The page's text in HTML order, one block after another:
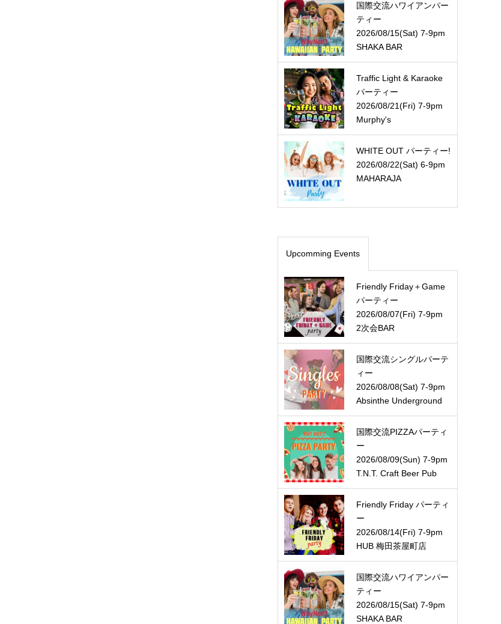
国際交流ハワイアンパー
ティー
2026/08/15(Sat) 7-9pm
SHAKA BAR
Traffic Light & Karaoke
パーティー
2026/08/21(Fri) 7-9pm
Murphy's
WHITE OUT パーティー!
2026/08/22(Sat) 6-9pm
MAHARAJA
Upcomming Events
Friendly Friday＋Game
パーティー
2026/08/07(Fri) 7-9pm
2次会BAR
国際交流シングルパーテ
ィー
2026/08/08(Sat) 7-9pm
Absinthe Underground
国際交流PIZZAパーティ
ー
2026/08/09(Sun) 7-9pm
T.N.T. Craft Beer Pub
Friendly Friday パーティ
ー
2026/08/14(Fri) 7-9pm
HUB 梅田茶屋町店
国際交流ハワイアンパー
ティー
2026/08/15(Sat) 7-9pm
SHAKA BAR